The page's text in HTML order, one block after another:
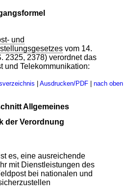
und
vom 14.
2325, 2378) verordnet das
und Telekommunikation:
| Ausdrucken/PDF| nach oben
Allgemeines
der Verordnung
es, eine ausreichende
mit Dienstleistungen des
bei nationalen und